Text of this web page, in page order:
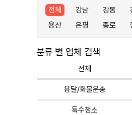
전체 강남 강동
용산
은평 종로
분류 별 업체 검색
전체
용달/화물운송
특수청소